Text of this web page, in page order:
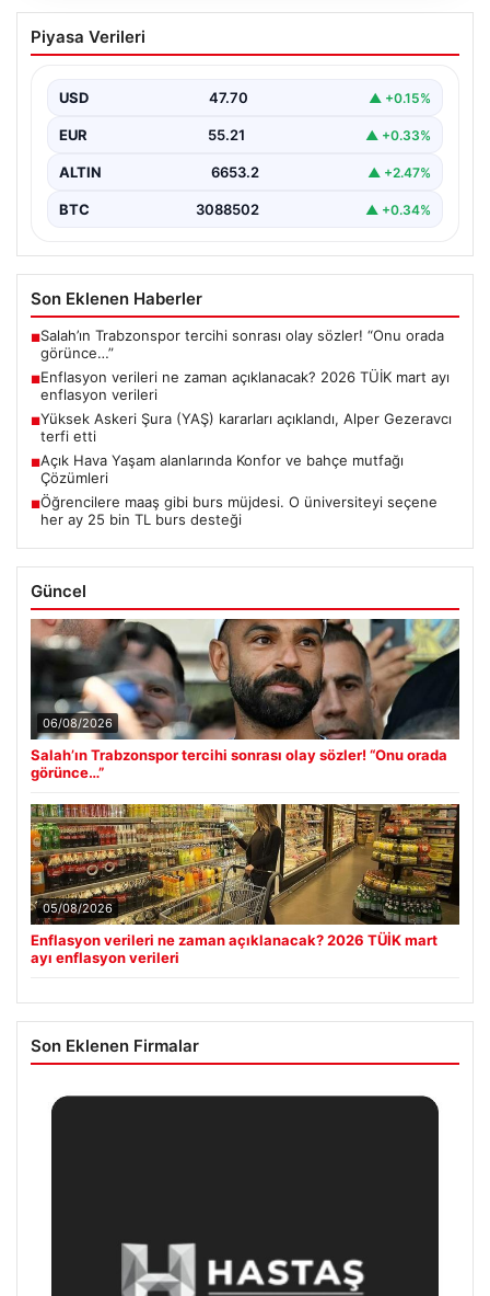
Enflasyon verileri ne zaman
açıklanacak? 2026 TÜİK mart ayı
Piyasa Verileri
USD 47.70 ▲ +0.15%
EUR 55.21 ▲ +0.33%
ALTIN 6653.2 ▲ +2.47%
BTC 3088502 ▲ +0.34%
Son Eklenen Haberler
■Salah’ın Trabzonspor tercihi sonrası olay sözler! “Onu orada
görünce…”
■Enflasyon verileri ne zaman açıklanacak? 2026 TÜİK mart ayı
enflasyon verileri
■Yüksek Askeri Şura (YAŞ) kararları açıklandı, Alper Gezeravcı
terfi etti
■Açık Hava Yaşam alanlarında Konfor ve bahçe mutfağı
Çözümleri
■Öğrencilere maaş gibi burs müjdesi. O üniversiteyi seçene
her ay 25 bin TL burs desteği
Güncel
06/08/2026
Salah’ın Trabzonspor tercihi sonrası olay sözler! “Onu orada
görünce…”
05/08/2026
Enflasyon verileri ne zaman açıklanacak? 2026 TÜİK mart
ayı enflasyon verileri
Son Eklenen Firmalar